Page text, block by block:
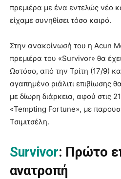
πρεμιέρα με ένα εντελώς νέο
είχαμε συνηθίσει τόσο καιρό.
Στην ανακοίνωσή του η Acun
πρεμιέρα του «Survivor» θα
Ωστόσο, από την Τρίτη (17/9)
αγαπημένο ριάλιτι επιβίωσης
με δίωρη διάρκεια, αφού στις
«Tempting Fortune», με
Τσιμιτσέλη.
Survivor: Πρώτο
ανατροπή